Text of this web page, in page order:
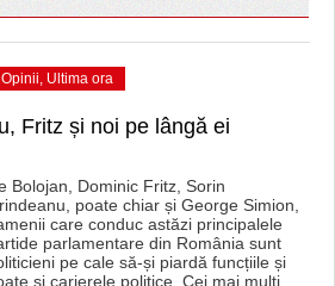
Opinii, Ultima ora
Fritz și noi pe lângă ei
Bolojan, Dominic Fritz, Sorin
poate chiar și George Simion,
care conduc astăzi principalele
parlamentare din România sunt
pe cale să-și piardă funcțiile și
și carierele politice. Cei mai mulți